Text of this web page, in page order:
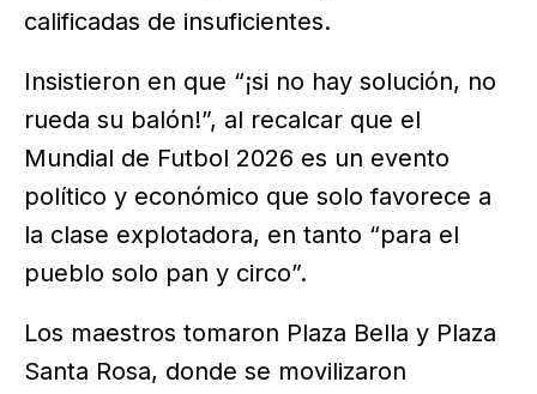
calificadas de insuficientes.
Insistieron en que “¡si no hay solución, no
rueda su balón!”, al recalcar que el
Mundial de Futbol 2026 es un evento
político y económico que solo favorece a
la clase explotadora, en tanto “para el
pueblo solo pan y circo”.
Los maestros tomaron Plaza Bella y Plaza
Santa Rosa, donde se movilizaron